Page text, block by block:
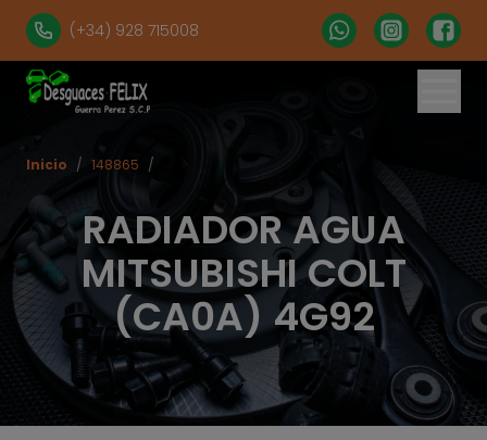
(+34) 928 715008
RADIADOR AGUA
MITSUBISHI COLT
(CA0A) 4G92
Inicio / 148865 /